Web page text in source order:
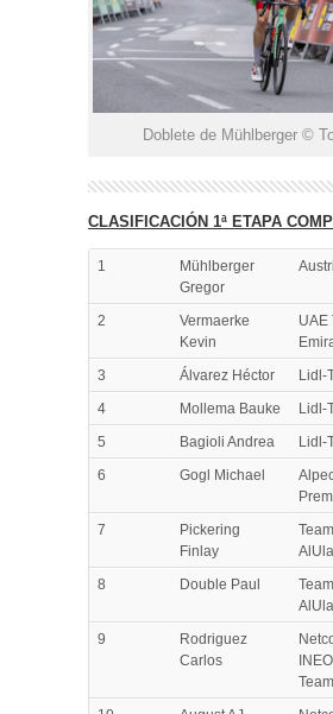
Doblete de Mühlberger ©
CLASIFICACIÓN 1ª ETAPA
1
Mühlberger
Gregor
2
Vermaerke
Kevin
UAE
3 Álvarez Héctor Lidl-
4
Mollema Bauke Lidl-
5
Bagioli Andrea Lidl-
6
Gogl Michael
7
Pickering
Finlay
AlUla
8 Double Paul
AlUla
9
Rodriguez
Carlos
Team